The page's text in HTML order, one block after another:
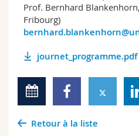
Prof. Bernhard
Fribourg)
journet_programme.pdf
Retour à la liste